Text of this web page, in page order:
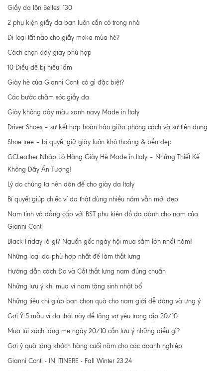
Giầy da lộn Bellesi 130
2 phụ kiện giầy da bạn luôn cần có trong nhà
Đi loại tất nào cho giầy moka mùa hè?
Cách chọn dây giày phù hợp
10 Điều dễ bị hiểu lầm
Giày hè của Gianni Conti có gì đặc biệt?
Các bước chăm sóc giầy da
Giày không dây màu xanh navy Made in Italy
Driver Shoes – sự kết hợp hoàn hảo giữa phong cách và sự tiện dụng
Shoe tree – bí quyết giữ giày luôn khô thoáng & bền đẹp
GCLeather Nhập Lô Hàng Giày Hè Made in Italy – Những Thiết Kế
Không Dây Ấn Tượng!
Lý do chúng ta nên dán đế cho giày da Italy
Bí quyết giúp chiếc ví da thật dùng nhiều năm vẫn mới đẹp
Nam tính và đẳng cấp với BST phụ kiện đồ da dành cho nam của
Gianni Conti
Black Friday là gì? Nguồn gốc ngày hội mua sắm lớn nhất năm!
Những loại da phù hợp nhất để làm thắt lưng
Hướng dẫn cách Đo và Cắt thắt lưng nam đúng chuẩn
Những lưu ý khi mua ví nam tặng sinh nhật bố
Những tiêu chí giúp bạn chọn quà cho nam giới dễ dàng và ưng ý
Gợi Ý 5 mẫu ví da thật này để tặng vợ yêu trong dịp 20/10
Mua túi xách tặng mẹ ngày 20/10 cần lưu ý những điều gì?
Gợi ý quà tặng khách hàng cuối năm cho các doanh nghiệp
Gianni Conti - IN ITINERE - Fall Winter 23.24